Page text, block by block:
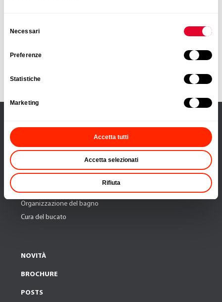
Necessari
Preferenze
Statistiche
Marketing
Accetta tutti
Accetta selezionati
Rifiuta
Origin Extended
Rotomac
Organizzazione della cucina
Scolapiatti e accessori per la pulizia
Organizzazione della casa
Organizzazione del bagno
Cura del bucato
NOVITÀ
BROCHURE
POSTS